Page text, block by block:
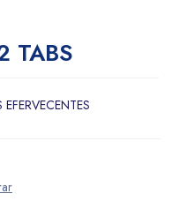
TABS